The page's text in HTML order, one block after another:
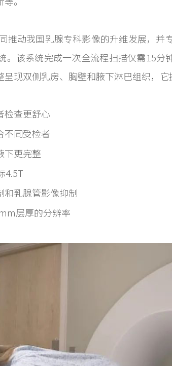
推动我国乳腺专科影像的升维发展，并
。该系统完成一次全流程扫描仅需15分
现双侧乳房、胸壁和腋下淋巴组织，
检查更舒心
不同受检者
下更完整
4.5T
和乳腺管影像抑制
层厚的分辨率